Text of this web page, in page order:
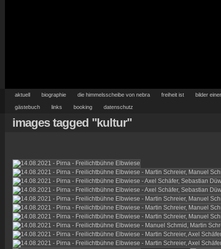
aktuell biographie die himmelsscheibe von nebra freiheit ist bilder
gästebuch links booking datenschutz
images tagged "kultur"